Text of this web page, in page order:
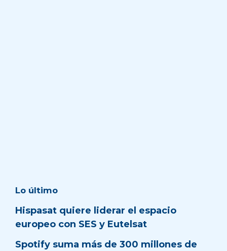
Lo último
Hispasat quiere liderar el espacio
europeo con SES y Eutelsat
Spotify suma más de 300 millones de